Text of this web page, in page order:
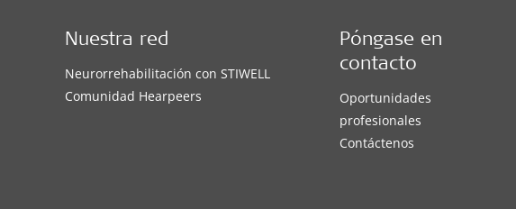
Nuestra red
Neurorrehabilitación con STIWELL
Comunidad Hearpeers
Póngase en
contacto
Oportunidades
profesionales
Contáctenos